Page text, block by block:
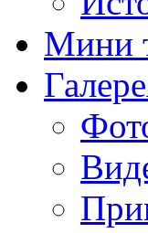
Мини